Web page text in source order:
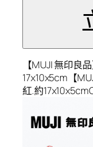
【MUJI 無印良
17x10x5cm【
紅.約